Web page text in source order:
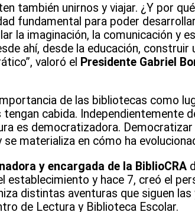
también unirnos y viajar. ¿Y por
fundamental para poder
la imaginación, la comunicación y
ahí, desde la educación, construir
valoró el Presidente Gabriel
de las bibliotecas como
cabida. Independientemente
es democratizadora.
materializa en cómo ha
y encargada de la BiblioCRA
establecimiento y hace 7, creó el
distintas aventuras que siguen
de Lectura y Biblioteca Escolar.